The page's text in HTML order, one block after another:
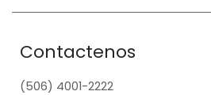
Contactenos
(506) 4001-2222